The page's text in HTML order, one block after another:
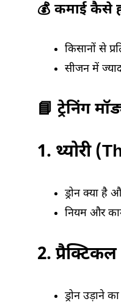
💰 कमाई कैसे
किसानों से
सीजन में
📘 ट्रेनिंग
1. थ्योरी
ड्रोन क्या है
नियम और
2.
ड्रोन उड़ाने